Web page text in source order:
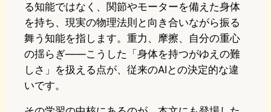
る知能ではなく、関節やモーターを備えた身体
を持ち、現実の物理法則と向き合いながら振る
舞う知能を指します。重力、摩擦、自分の重心
の揺らぎ——こうした「身体を持つがゆえの難
しさ」を扱える点が、従来のAIとの決定的な違
いです。